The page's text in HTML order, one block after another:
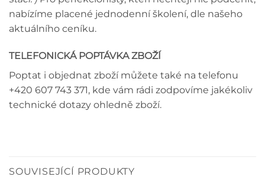
nabízíme placené jednodenní školení, dle našeho
aktuálního ceníku.
TELEFONICKÁ POPTÁVKA ZBOŽÍ
Poptat i objednat zboží můžete také na telefonu
+420 607 743 371, kde vám rádi zodpovíme jakékoliv
technické dotazy ohledně zboží.
SOUVISEJÍCÍ PRODUKTY